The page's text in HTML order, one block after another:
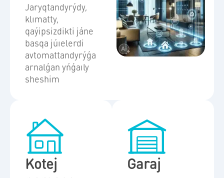
Jaryqtandyrýdy,
klımatty,
qaýipsizdikti jáne
basqa júıelerdi
avtomattandyrýǵa
arnalǵan yńǵaıly
sheshim
Kotej
Garaj